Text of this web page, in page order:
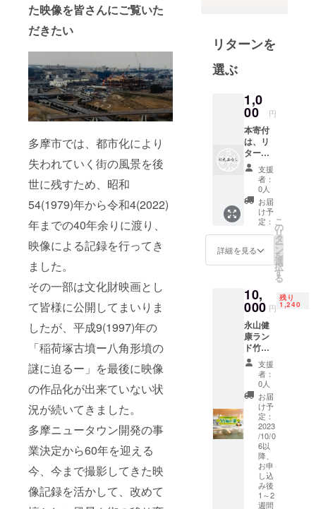
た映像を皆さんにご覧いた
だきたい
多摩市では、都市化により
失われていく街の風景を後
世に残すため、昭和
54(1979)年から令和4(2022)
年までの40年余りに渡り、
映像による記録を行ってき
ました。
その一部は文化財映画とし
て皆様に公開してまいりま
したが、平成9(1997)年の
「稲荷塚古墳ー八角形墳の
謎に迫るー」を最後に映像
の作品化が出来ていない状
況が続いてきました。
多摩ニュータウン開発の事
業決定から60年を迎える
今、今まで撮影してきた映
像記録を活かして、改めて
リターンを
選ぶ
1,0
00 円
本寄付
は、リ
ターン
の無い
寄付と
なりま
す。
支援
者：
0人
お届
け予
定：
詳細を見る
こ
の
リ
タ
ー
ン
を
選
択
す
る
10,
000 円
残り
1,240
永山健
康ラン
ド竹取
の湯
の入館
券にな
りま
す。
【施設
説明】
新宿か
ら約30
分 京
王線・
小田急
線永山
駅から
支援
者：
0人
お届
け予
定：
2023
/10/0
6以
降、
お申
し込
み後
1～2
週間